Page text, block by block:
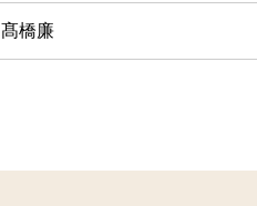
髙橋廉